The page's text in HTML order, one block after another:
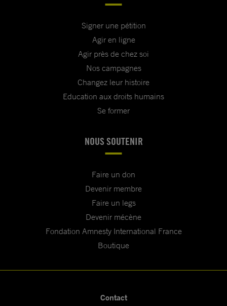
Signer une pétition
Agir en ligne
Agir près de chez soi
Nos campagnes
Changez leur histoire
Education aux droits humains
Se former
NOUS SOUTENIR
Faire un don
Devenir membre
Faire un legs
Devenir mécène
Fondation Amnesty International France
Boutique
Contact